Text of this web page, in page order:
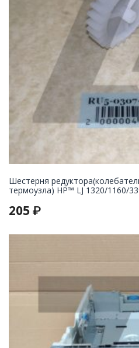
Шестерня
термоузла) HP™ LJ 1320/1160/
205 ₽